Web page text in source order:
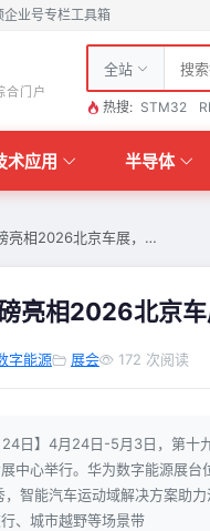
企业号专栏工具箱
合门户
全站
热搜: STM32
术应用 半导体
亮相2026北京车展，…
亮相2026北京
字能源 展会 172 次阅读
24日】4月24日-5月3日，第十
中心举行。华为数字能源展
智能汽车运动域解决方案助
、城市越野等场景带